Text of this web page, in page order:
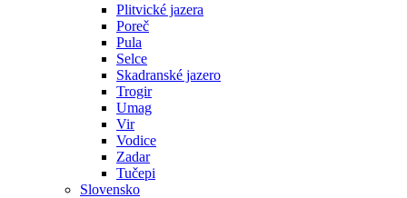
Plitvické jazera
Poreč
Pula
Selce
Skadranské jazero
Trogir
Umag
Vir
Vodice
Zadar
Tučepi
Slovensko